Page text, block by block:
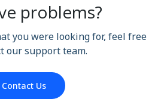
problems?
you were looking for, feel free
our support team.